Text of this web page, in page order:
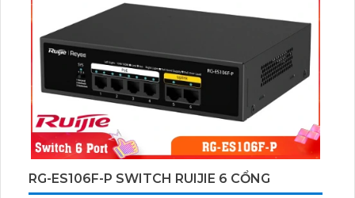
RG-ES106F-P SWITCH RUIJIE 6 CỔNG